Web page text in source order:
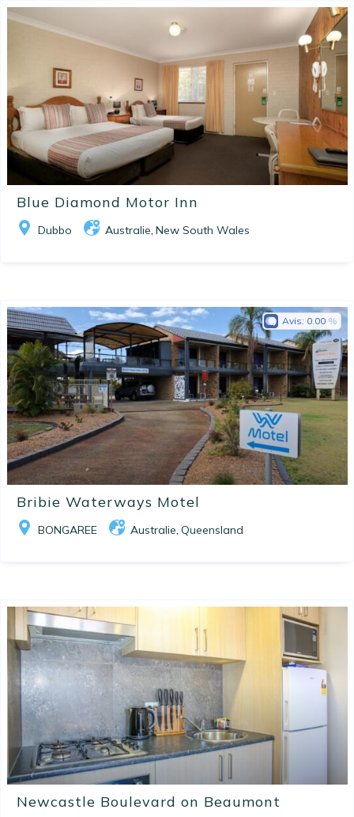
Blue Diamond Motor Inn
Dubbo Australie, New South Wales
Bribie Waterways Motel
BONGAREE Australie, Queensland
Avis: 0.00
Newcastle Boulevard on Beaumont